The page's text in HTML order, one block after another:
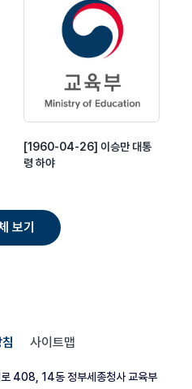
[1960-04-26] 이승만 대통
령 하야
보기
사이트맵
408, 14동 정부세종청사 교육부